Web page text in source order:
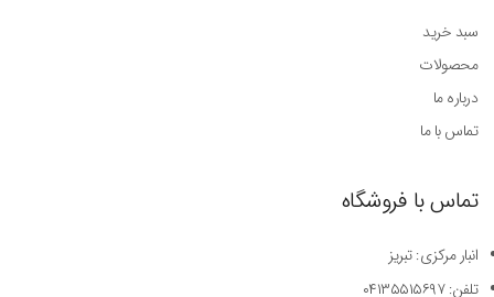
سبد خرید
محصولات
درباره ما
تماس با ما
تماس با فروشگاه
انبار مرکزی: تبریز
تلفن: ۰۴۱۳۵۵۱۵۶۹۷